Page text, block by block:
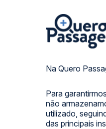
Na Quero
Para
não
utilizado,
das principais